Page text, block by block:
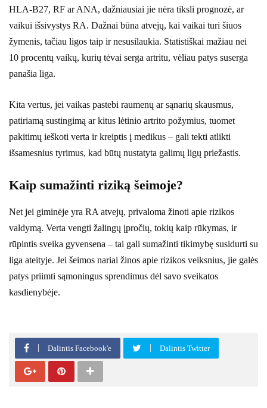
HLA-B27, RF ar ANA, dažniausiai jie nėra tiksli prognozė, ar
vaikui išsivystys RA. Dažnai būna atvejų, kai vaikai turi šiuos
žymenis, tačiau ligos taip ir nesusilaukia. Statistiškai mažiau nei
10 procentų vaikų, kurių tėvai serga artritu, vėliau patys suserga
panašia liga.
Kita vertus, jei vaikas pastebi raumenų ar sąnarių skausmus,
patiriamą sustingimą ar kitus lėtinio artrito požymius, tuomet
pakitimų ieškoti verta ir kreiptis į medikus – gali tekti atlikti
išsamesnius tyrimus, kad būtų nustatyta galimų ligų priežastis.
Kaip sumažinti riziką šeimoje?
Net jei giminėje yra RA atvejų, privaloma žinoti apie rizikos
valdymą. Verta vengti žalingų įpročių, tokių kaip rūkymas, ir
rūpintis sveika gyvensena – tai gali sumažinti tikimybę susidurti su
liga ateityje. Jei šeimos nariai žinos apie rizikos veiksnius, jie galės
patys priimti sąmoningus sprendimus dėl savo sveikatos
kasdienybėje.
Dalintis Facebook'e Dalintis Twitter